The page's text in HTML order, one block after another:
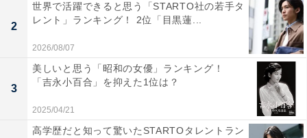
1人目は、King & Princeの平野紫耀さん。冠番組『King
& Princeる。』（日本テレビ系）のスポーツ対決で見せ
る抜群の運動神経はたびたび話題に。バク転を軽々とこ
なしたり、難易度の高いダンスを踊ったりする様子から
も身体能力の高さがうかがえます。
2
世界で活躍できると思う「STARTO社の若手タ
レント」ランキング！ 2位「目黒蓮...
2026/08/07
3
美しいと思う「昭和の女優」ランキング！
「吉永小百合」を抑えた1位は？
2025/04/21
高学歴だと知って驚いたSTARTOタレントラン